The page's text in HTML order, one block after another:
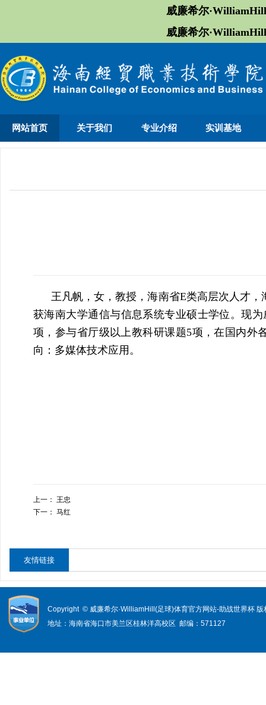
威廉希尔
威廉希尔
网站首页 关于我们 专业介绍 实训基地
王凡帆，女，教授，海南省E类高层次人才，
获海南大学通信与信息系统专业硕士学位。现
项，参与省厅级以上教科研课题5项，在国内外
向：多媒体技术应用。
上一： 王忠
下一： 马红
友情链接
Copyright © 威廉希尔·WilliamHill(足球)体育官方网站-助战世界杯
地址：海南省海口市美兰区桂林洋高校区 邮编：571127